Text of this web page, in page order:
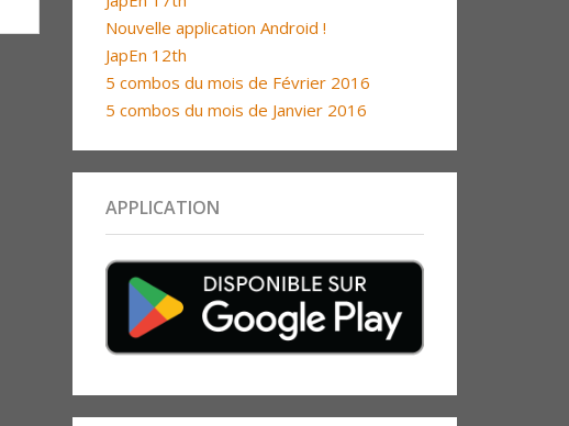
Nouvelle application Android !
JapEn 12th
5 combos du mois de Février 2016
5 combos du mois de Janvier 2016
APPLICATION